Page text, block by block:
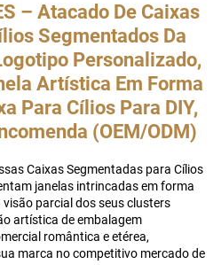
– Atacado De Caixas
Segmentados Da
Personalizado,
Artística Em Forma
Para Cílios Para DIY,
(OEM/ODM)
Caixas Segmentadas para Cílios
janelas intrincadas em forma
parcial dos seus clusters
artística de embalagem
romântica e etérea,
marca no competitivo mercado de